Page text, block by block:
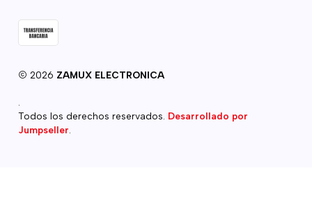
2026 ZAMUX ELECTRONICA
Todos los derechos reservados. Desarrollado por
Jumpseller